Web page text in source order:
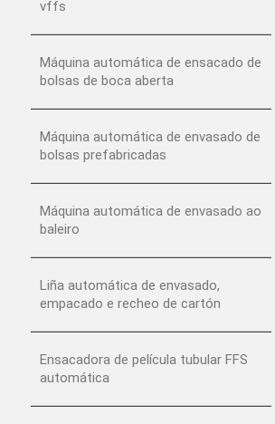
vffs
Máquina automática de ensacado de
bolsas de boca aberta
Máquina automática de envasado de
bolsas prefabricadas
Máquina automática de envasado ao
baleiro
Liña automática de envasado,
empacado e recheo de cartón
Ensacadora de película tubular FFS
automática